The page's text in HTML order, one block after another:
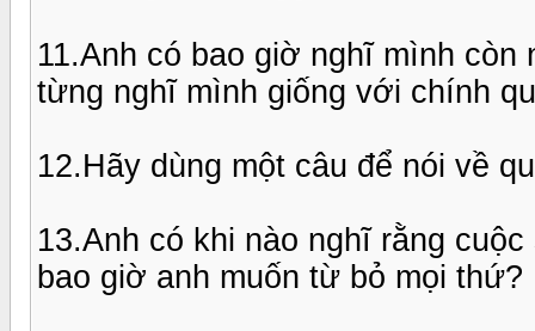
11.Anh có bao giờ nghĩ mình
từng nghĩ mình giống với chính
12.Hãy dùng một câu để nói về
13.Anh có khi nào nghĩ rằng
bao giờ anh muốn từ bỏ mọi thứ?